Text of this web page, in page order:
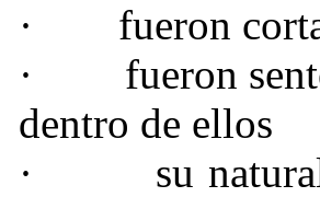
·
fueron
·
fueron
dentro de ellos
·
su